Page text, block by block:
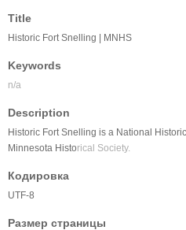
Title
Historic Fort Snelling | MNHS
Keywords
n/a
Description
Historic Fort Snelling is a National
Minnesota Historical Society.
Кодировка
UTF-8
Размер страницы